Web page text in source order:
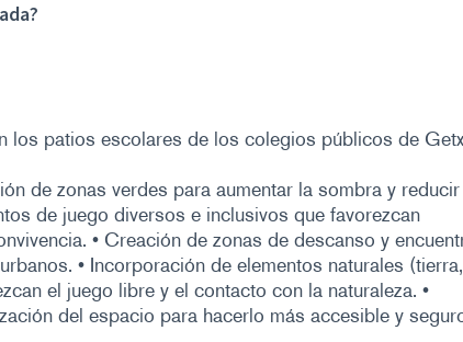
los patios escolares de los colegios públicos de
de zonas verdes para aumentar la sombra y reducir
de juego diversos e inclusivos que favorezcan
• Creación de zonas de descanso y
• Incorporación de elementos naturales (tierra,
el juego libre y el contacto con la naturaleza. •
del espacio para hacerlo más accesible y